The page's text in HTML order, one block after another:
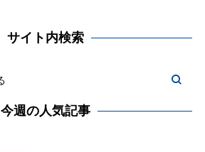
サイト内検索
今週の人気記事